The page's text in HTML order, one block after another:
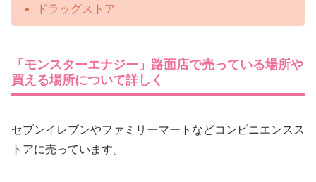
ドラッグストア
「モンスターエナジー」路面店で売っている場所や
買える場所について詳しく
セブンイレブンやファミリーマートなどコンビニエンスス
トアに売っています。